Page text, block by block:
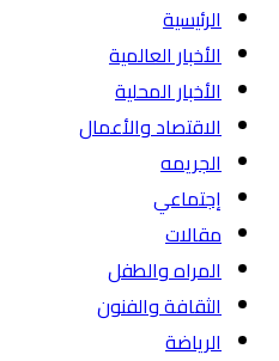
الرئيسية
الأخبار العالمية
الأخبار المحلية
الاقتصاد والأعمال
الجريمه
إجتماعي
مقالات
المراه والطفل
الثقافة والفنون
الرياضة